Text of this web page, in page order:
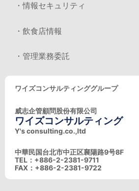
・情報セキュリティ
・飲食店情報
・管理業務委託
ワイズコンサルティンググループ
威志企管顧問股份有限公司
ワイズコンサルティング
Y's consulting.co.,ltd
中華民国台北市中正区襄陽路9号8F
TEL：+886-2-2381-9711
FAX：+886-2-2381-9722